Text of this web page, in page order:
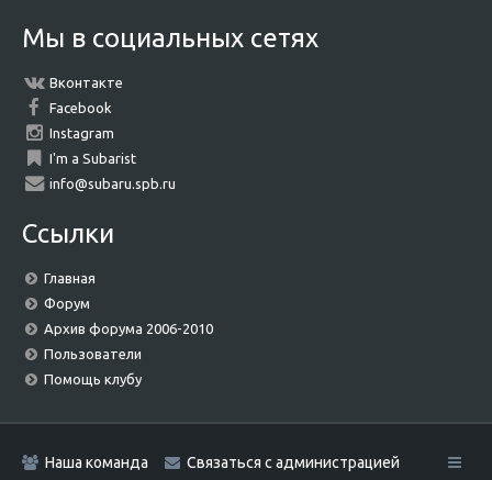
Мы в социальных сетях
Вконтакте
Facebook
Instagram
I'm a Subarist
info@subaru.spb.ru
Ссылки
Главная
Форум
Архив форума 2006-2010
Пользователи
Помощь клубу
Наша команда Связаться с администрацией